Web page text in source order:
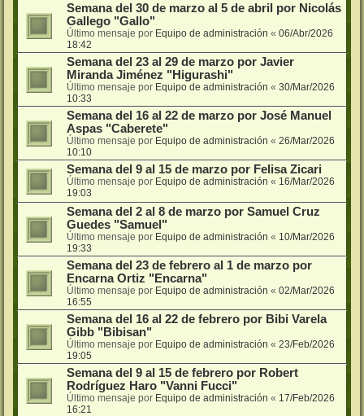
Semana del 30 de marzo al 5 de abril por Nicolás
Gallego "Gallo"
Último mensaje por Equipo de administración « 06/Abr/2026
18:42
Semana del 23 al 29 de marzo por Javier
Miranda Jiménez "Higurashi"
Último mensaje por Equipo de administración « 30/Mar/2026
10:33
Semana del 16 al 22 de marzo por José Manuel
Aspas "Caberete"
Último mensaje por Equipo de administración « 26/Mar/2026
10:10
Semana del 9 al 15 de marzo por Felisa Zicari
Último mensaje por Equipo de administración « 16/Mar/2026
19:03
Semana del 2 al 8 de marzo por Samuel Cruz
Guedes "Samuel"
Último mensaje por Equipo de administración « 10/Mar/2026
19:33
Semana del 23 de febrero al 1 de marzo por
Encarna Ortiz "Encarna"
Último mensaje por Equipo de administración « 02/Mar/2026
16:55
Semana del 16 al 22 de febrero por Bibi Varela
Gibb "Bibisan"
Último mensaje por Equipo de administración « 23/Feb/2026
19:05
Semana del 9 al 15 de febrero por Robert
Rodríguez Haro "Vanni Fucci"
Último mensaje por Equipo de administración « 17/Feb/2026
16:21